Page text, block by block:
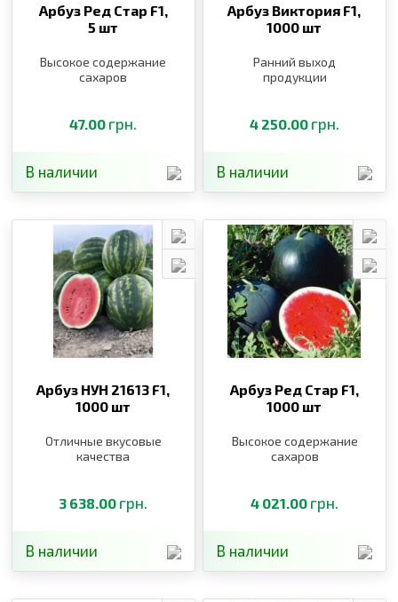
Арбуз Ред Стар F1,
5 шт
Высокое содержание
сахаров
47.00 грн.
В наличии
Арбуз Виктория F1,
1000 шт
Ранний выход
продукции
4 250.00 грн.
В наличии
Арбуз НУН 21613 F1,
1000 шт
Отличные вкусовые
качества
3 638.00 грн.
В наличии
Арбуз Ред Стар F1,
1000 шт
Высокое содержание
сахаров
4 021.00 грн.
В наличии